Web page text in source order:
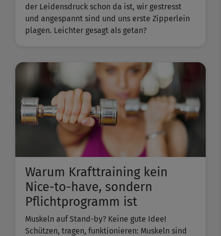
der Leidensdruck schon da ist, wir gestresst
und angespannt sind und uns erste Zipperlein
plagen. Leichter gesagt als getan?
Warum Krafttraining kein
Nice-to-have, sondern
Pflichtprogramm ist
Muskeln auf Stand-by? Keine gute Idee!
Schützen, tragen, funktionieren: Muskeln sind